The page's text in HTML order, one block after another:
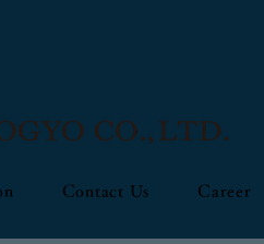
Contact Us Career